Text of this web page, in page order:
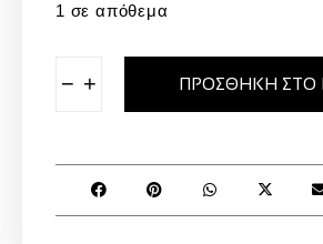
1 σε απόθεμα
− + ΠΡΟΣΘΉΚΗ ΣΤΟ